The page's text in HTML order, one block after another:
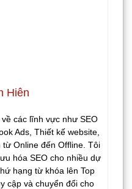
Hiên
các lĩnh vực như SEO
Ads, Thiết kế website,
Online đến Offline. Tôi
hóa SEO cho nhiều dự
hạng từ khóa lên Top
cập và chuyển đổi cho